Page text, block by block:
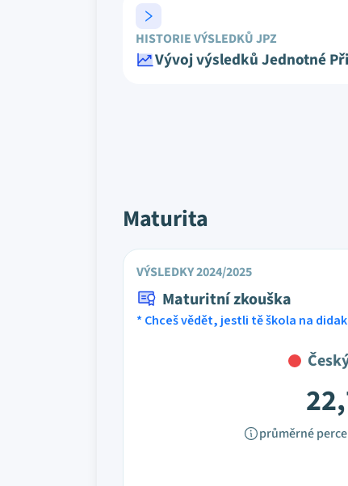
HISTORIE VÝSLEDKŮ JPZ
Vývoj výsledků Jednotné
Maturita
VÝSLEDKY 2024/2025
Maturitní zkouška
* Chceš vědět, jestli tě škola na
průměrné